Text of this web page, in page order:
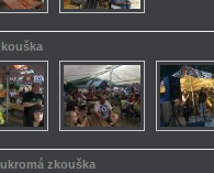
zkouška